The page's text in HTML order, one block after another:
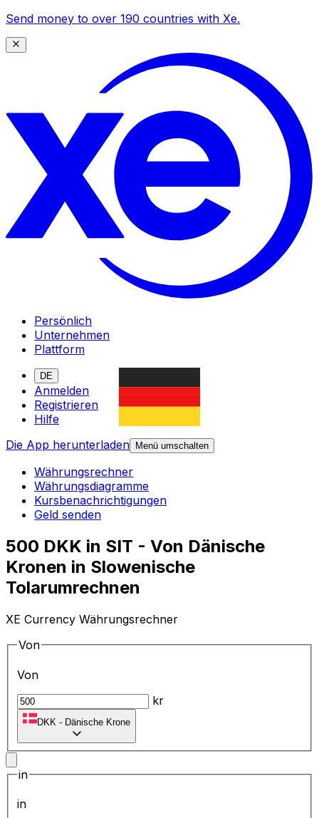
Send money to over 190 countries with Xe.
Persönlich
Unternehmen
Plattform
DE
Anmelden
Registrieren
Hilfe
Die App herunterladen
Menü umschalten
Währungsrechner
Währungsdiagramme
Kursbenachrichtigungen
Geld senden
500 DKK in SIT - Von Dänische
Kronen in Slowenische
Tolarumrechnen
XE Currency Währungsrechner
Von
Von
kr
DKK - Dänische Krone
in
in